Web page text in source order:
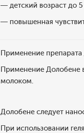
— детский возраст до 5
— повышенная
Применение препарата
Применение Долобене
молоком.
Долобене следует
При использовании